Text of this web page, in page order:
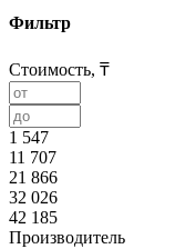
Фильтр
Стоимость, ₸
1 547
11 707
21 866
32 026
42 185
Производитель